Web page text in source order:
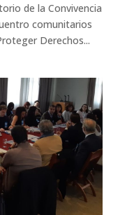
de la Convivencia
comunitarios
Derechos...